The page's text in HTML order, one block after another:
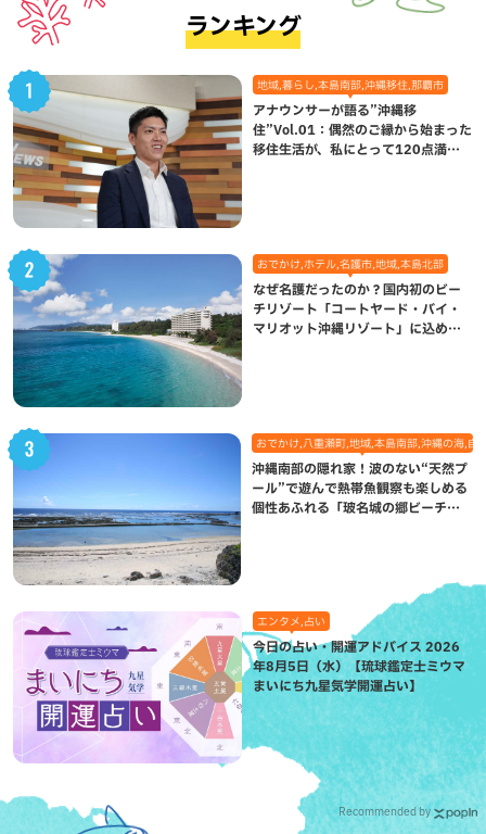
ランキング
地域,暮らし,本島南部,沖縄移住,那覇市
アナウンサーが語る”沖縄移
住”Vol.01：偶然のご縁から始まった
移住生活が、私にとって120点満点
おでかけ,ホテル,名護市,地域,本島北部
なぜ名護だったのか？国内初のビー
チリゾート「コートヤード・バイ・
マリオット沖縄リゾート」に込めら
おでかけ,八重瀬町,地域,本島南部,沖縄の海,自
沖縄南部の隠れ家！波のない“天然プ
ール”で遊んで熱帯魚観察も楽しめる
個性あふれる「玻名城の郷ビーチ」
エンタメ,占い
今日の占い・開運アドバイス 2026
年8月5日（水）【琉球鑑定士ミウマ
まいにち九星気学開運占い】
Recommended by